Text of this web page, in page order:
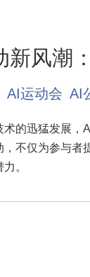
新风潮
AI运动会 AI
术的迅猛发展，
，不仅为参与者
。